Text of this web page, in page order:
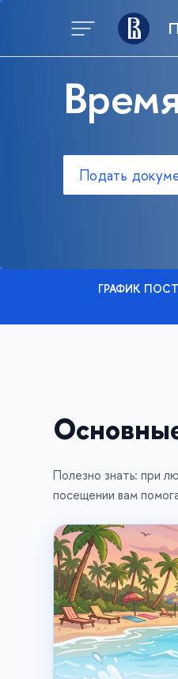
Подать
ГРАФИК
Полезно знать: при
посещении вам